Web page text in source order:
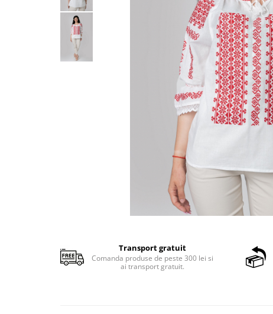
Transport gratuit
Comanda produse de peste 300 lei si
ai transport gratuit.